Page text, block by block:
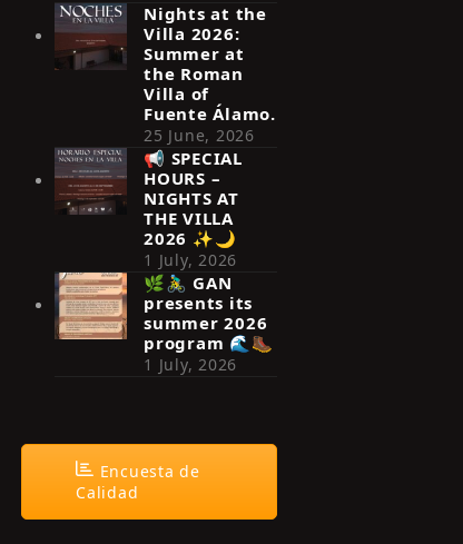
Nights at the
Villa 2026:
Summer at
the Roman
Villa of
Fuente Álamo.
25 June, 2026
📢 SPECIAL
HOURS –
NIGHTS AT
THE VILLA
2026 ✨🌙
1 July, 2026
🌿🚴‍♂️ GAN
presents its
summer 2026
program 🌊🥾
1 July, 2026
Encuesta de
Calidad